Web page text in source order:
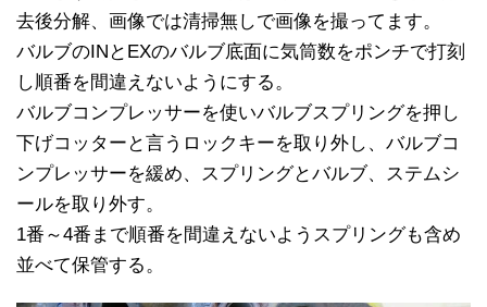
去後分解、画像では清掃無しで画像を撮ってます。
バルブのINとEXのバルブ底面に気筒数をポンチで打刻
し順番を間違えないようにする。
バルブコンプレッサーを使いバルブスプリングを押し
下げコッターと言うロックキーを取り外し、バルブコ
ンプレッサーを緩め、スプリングとバルブ、ステムシ
ールを取り外す。
1番～4番まで順番を間違えないようスプリングも含め
並べて保管する。